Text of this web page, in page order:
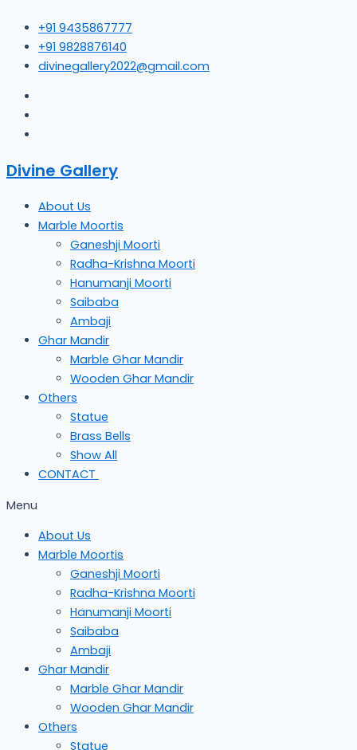
content
+91 9435867777
+91 9828876140
divinegallery2022@gmail.com
Divine Gallery
About Us
Marble Moortis
Ganeshji Moorti
Radha-Krishna Moorti
Hanumanji Moorti
Saibaba
Ambaji
Ghar Mandir
Marble Ghar Mandir
Wooden Ghar Mandir
Others
Statue
Brass Bells
Show All
CONTACT
Menu
About Us
Marble Moortis
Ganeshji Moorti
Radha-Krishna Moorti
Hanumanji Moorti
Saibaba
Ambaji
Ghar Mandir
Marble Ghar Mandir
Wooden Ghar Mandir
Others
Statue